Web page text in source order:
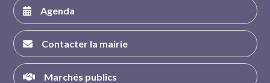
Agenda
Contacter la mairie
Marchés publics